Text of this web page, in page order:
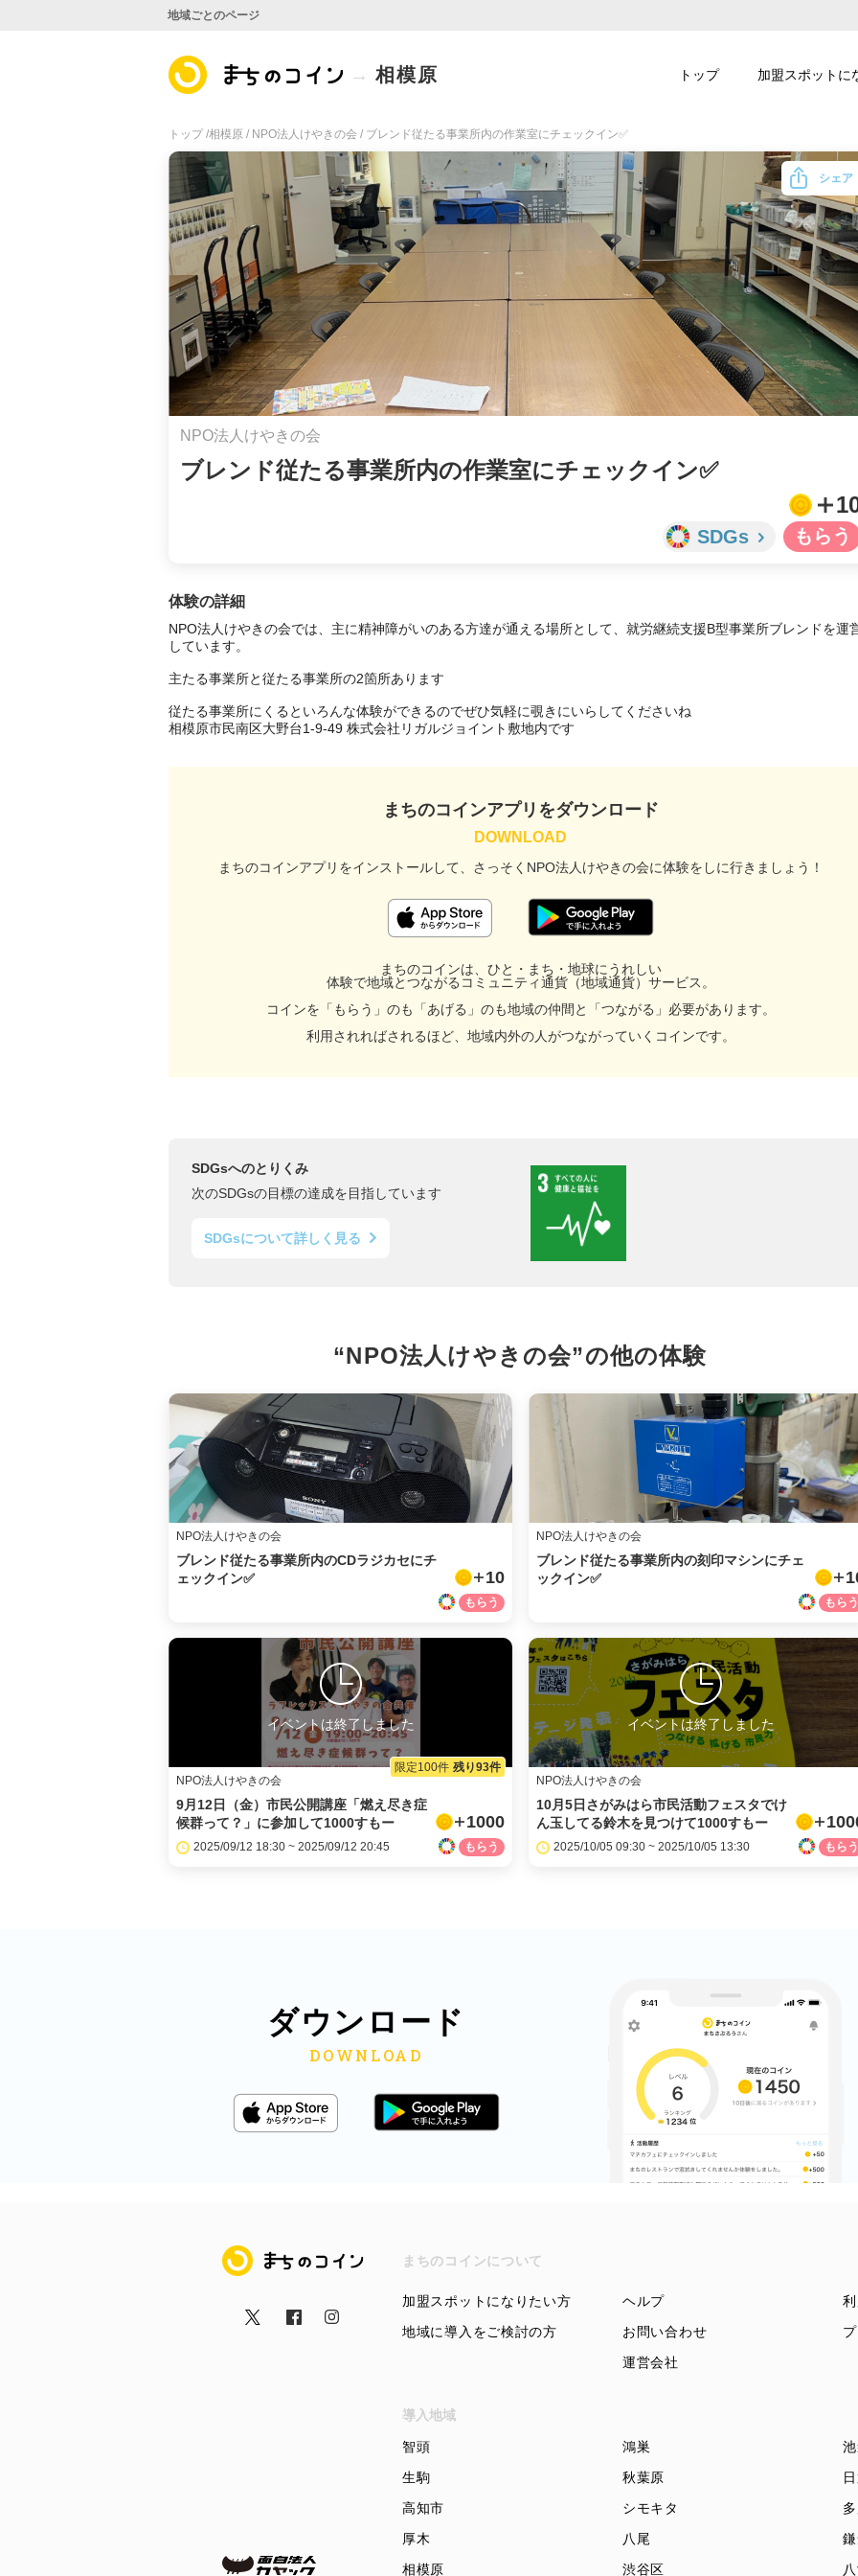
トップ /相模原 / NPO法人けやきの会 / ブレンド従たる事業所内の作業室にチェックイン✅
NPO法人けやきの会
ブレンド従たる事業所内の作業室にチェックイン✅
SDGs
シェア
facebook
LINE
メール
URLをコピー
体験の詳細
NPO法人けやきの会では、主に精神障がいのある方達が通える場所として、就労継続支援B型事業所ブレンドを運
しています。
主たる事業所と従たる事業所の2箇所あります
従たる事業所にくるといろんな体験ができるのでぜひ気軽に覗きにいらしてくださいね
相模原市民南区大野台1-9-49 株式会社リガルジョイント敷地内です
まちのコインアプリをダウンロード
まちのコインアプリをインストールして、 さっそくNPO法人けやきの会に体験をしに行きましょう！
まちのコインは、ひと・まち・地球にうれしい
体験で地域とつながるコミュニティ通貨（地域通貨）サービス。
コインを「もらう」のも「あげる」のも地域の仲間と「つながる」必要があります。
利用されればされるほど、地域内外の人がつながっていくコインです。
SDGsへのとりくみ
次のSDGsの目標の達成を目指しています
SDGsについて詳しく見る
“NPO法人けやきの会”の他の体験
NPO法人けやきの会
ブレンド従たる事業所内のCDラジカセにチ
ェックイン✅
10
NPO法人けやきの会
ブレンド従たる事業所内の刻印マシンにチェ
ックイン✅
イベントは終了しました
NPO法人けやきの会
9月12日（金）市民公開講座「燃え尽き症
候群って？」に参加して1000すもー
1000
2025/09/12 18:30 ~ 2025/09/12 20:45
限定100件 残り93件
イベントは終了しました
NPO法人けやきの会
10月5日さがみはら市民活動フェスタでけ
ん玉してる鈴木を見つけて1000すもー
2025/10/05 09:30 ~ 2025/10/05 13:30
ダウンロード
まちのコイン まちのコインについて
加盟スポットになりたい方
地域に導入をご検討の方
ヘルプ
お問い合わせ
運営会社
導入地域
智頭 鴻巣
生駒
秋葉原
高知市
シモキタ
厚木
八尾
相模原
渋谷区
地域ごとのページ
トップ 加盟スポットに
相模原